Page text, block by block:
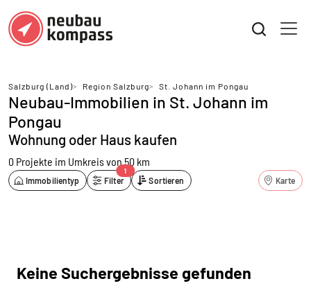
Salzburg (Land)> Region Salzburg> St. Johann im Pongau
Neubau-Immobilien in St. Johann im
Pongau
Wohnung oder Haus kaufen
0 Projekte im Umkreis von 50 km
Immobilientyp Filter
1
Sortieren Karte
Keine Suchergebnisse gefunden